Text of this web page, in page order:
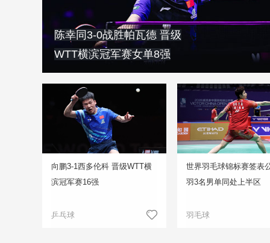
陈幸同3-0战胜帕瓦德 晋级
WTT横滨冠军赛女单8强
向鹏3-1西多伦科 晋级WTT横
滨冠军赛16强
乒乓球
世界羽毛球锦标赛签表
羽3名男单同处上半区
羽毛球